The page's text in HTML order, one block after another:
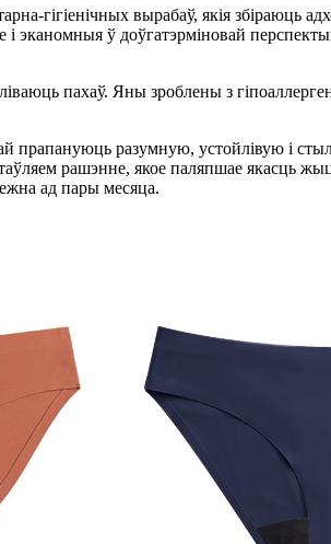
гігіенічных вырабаў, якія збіраюць
эканомныя ў доўгатэрміновай
пахаў. Яны зроблены з
прапануюць разумную, устойлівую і
рашэнне, якое паляпшае якасць
ад пары месяца.